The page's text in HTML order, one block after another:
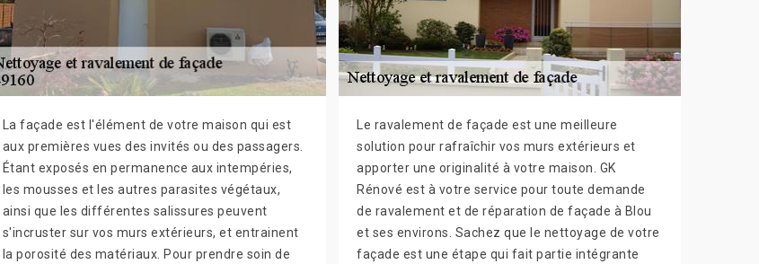
La façade est l'élément de votre maison qui est
aux premières vues des invités ou des passagers.
Étant exposés en permanence aux intempéries,
les mousses et les autres parasites végétaux,
ainsi que les différentes salissures peuvent
s'incruster sur vos murs extérieurs, et entrainent
la porosité des matériaux. Pour prendre soin de
Le ravalement de façade est une meilleure
solution pour rafraîchir vos murs extérieurs et
apporter une originalité à votre maison. GK
Rénové est à votre service pour toute demande
de ravalement et de réparation de façade à Blou
et ses environs. Sachez que le nettoyage de votre
façade est une étape qui fait partie intégrante